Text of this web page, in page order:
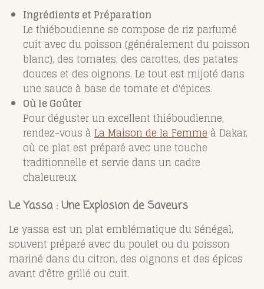
Ingrédients et Préparation
Le thiéboudienne se compose de riz parfumé
cuit avec du poisson (généralement du poisson
blanc), des tomates, des carottes, des patates
douces et des oignons. Le tout est mijoté dans
une sauce à base de tomate et d'épices.
Où le Goûter
Pour déguster un excellent thiéboudienne,
rendez-vous à La Maison de la Femme à Dakar,
où ce plat est préparé avec une touche
traditionnelle et servie dans un cadre
chaleureux.
Le Yassa : Une Explosion de Saveurs
Le yassa est un plat emblématique du Sénégal,
souvent préparé avec du poulet ou du poisson
mariné dans du citron, des oignons et des épices
avant d'être grillé ou cuit.